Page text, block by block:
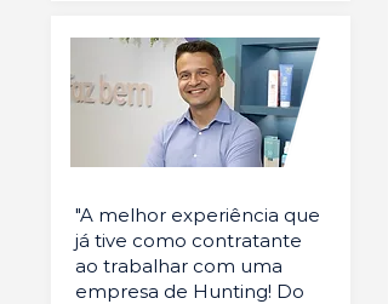
"A melhor experiência que
já tive como contratante
ao trabalhar com uma
empresa de Hunting! Do